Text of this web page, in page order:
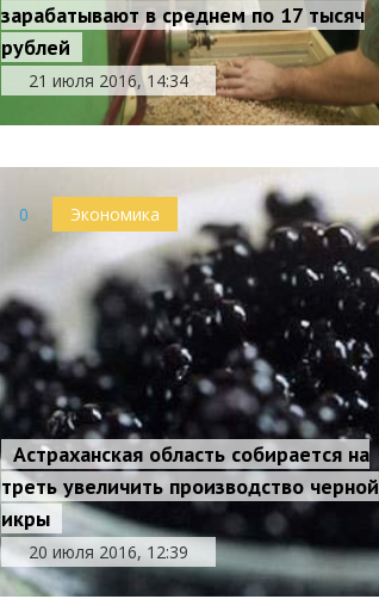
зарабатывают в среднем по 17 тысяч
рублей
21 июля 2016, 14:34
0 Экономика
Астраханская область собирается на
треть увеличить производство черной
икры
20 июля 2016, 12:39